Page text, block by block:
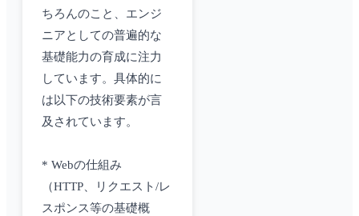
ちろんのこと、エンジ
ニアとしての普遍的な
基礎能力の育成に注力
しています。具体的に
は以下の技術要素が言
及されています。
* Webの仕組み
（HTTP、リクエスト/レ
スポンス等の基礎概